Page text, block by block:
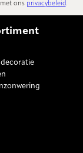
ons privacybeleid.